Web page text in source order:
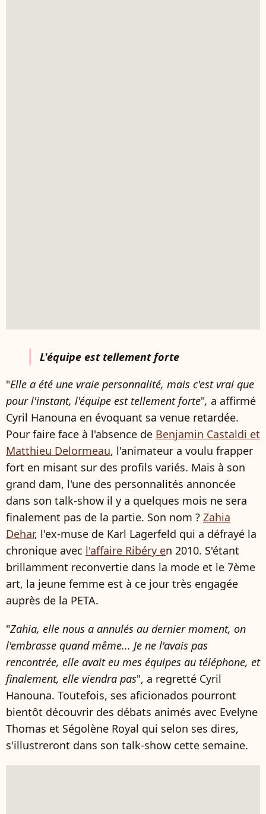
L'équipe est tellement forte
"Elle a été une vraie personnalité, mais c'est vrai que
pour l'instant, l'équipe est tellement forte", a affirmé
Cyril Hanouna en évoquant sa venue retardée.
Pour faire face à l'absence de Benjamin Castaldi et
Matthieu Delormeau, l'animateur a voulu frapper
fort en misant sur des profils variés. Mais à son
grand dam, l'une des personnalités annoncée
dans son talk-show il y a quelques mois ne sera
finalement pas de la partie. Son nom ? Zahia
Dehar, l'ex-muse de Karl Lagerfeld qui a défrayé la
chronique avec l'affaire Ribéry en 2010. S'étant
brillamment reconvertie dans la mode et le 7ème
art, la jeune femme est à ce jour très engagée
auprès de la PETA.
"Zahia, elle nous a annulés au dernier moment, on
l'embrasse quand même... Je ne l'avais pas
rencontrée, elle avait eu mes équipes au téléphone, et
finalement, elle viendra pas", a regretté Cyril
Hanouna. Toutefois, ses aficionados pourront
bientôt découvrir des débats animés avec Evelyne
Thomas et Ségolène Royal qui selon ses dires,
s'illustreront dans son talk-show cette semaine.